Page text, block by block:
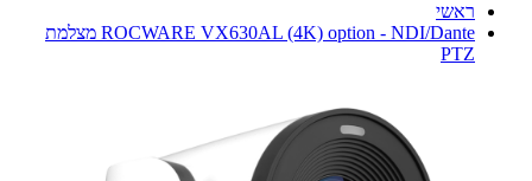
ראשי
ROCWARE VX630AL (4K) option - NDI/Dante מצלמת
PTZ